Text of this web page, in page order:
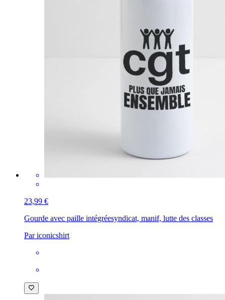
23,99 €
Gourde avec paille intégréesyndicat, manif, lutte des classes
Par iconicshirt